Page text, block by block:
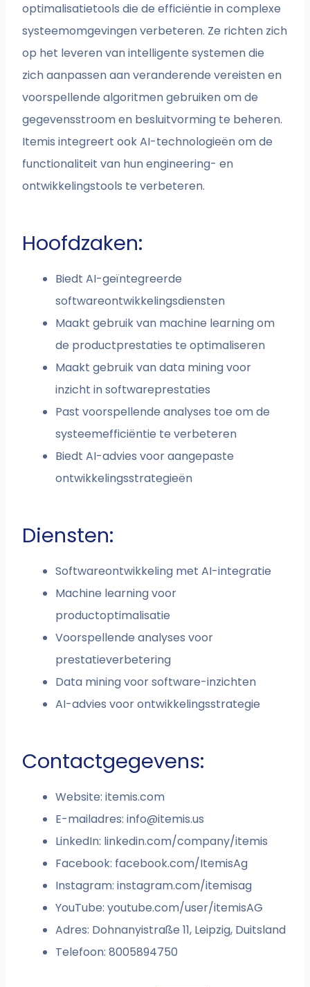
optimalisatietools die de efficiëntie in complexe
systeemomgevingen verbeteren. Ze richten zich
op het leveren van intelligente systemen die
zich aanpassen aan veranderende vereisten en
voorspellende algoritmen gebruiken om de
gegevensstroom en besluitvorming te beheren.
Itemis integreert ook AI-technologieën om de
functionaliteit van hun engineering- en
ontwikkelingstools te verbeteren.
Hoofdzaken:
Biedt AI-geïntegreerde
softwareontwikkelingsdiensten
Maakt gebruik van machine learning om
de productprestaties te optimaliseren
Maakt gebruik van data mining voor
inzicht in softwareprestaties
Past voorspellende analyses toe om de
systeemefficiëntie te verbeteren
Biedt AI-advies voor aangepaste
ontwikkelingsstrategieën
Diensten:
Softwareontwikkeling met AI-integratie
Machine learning voor
productoptimalisatie
Voorspellende analyses voor
prestatieverbetering
Data mining voor software-inzichten
AI-advies voor ontwikkelingsstrategie
Contactgegevens:
Website: itemis.com
E-mailadres:info@itemis.us
LinkedIn: linkedin.com/company/itemis
Facebook: facebook.com/ItemisAg
Instagram: instagram.com/itemisag
YouTube: youtube.com/user/itemisAG
Adres: Dohnanyistraße 11, Leipzig, Duitsland
Telefoon: 8005894750